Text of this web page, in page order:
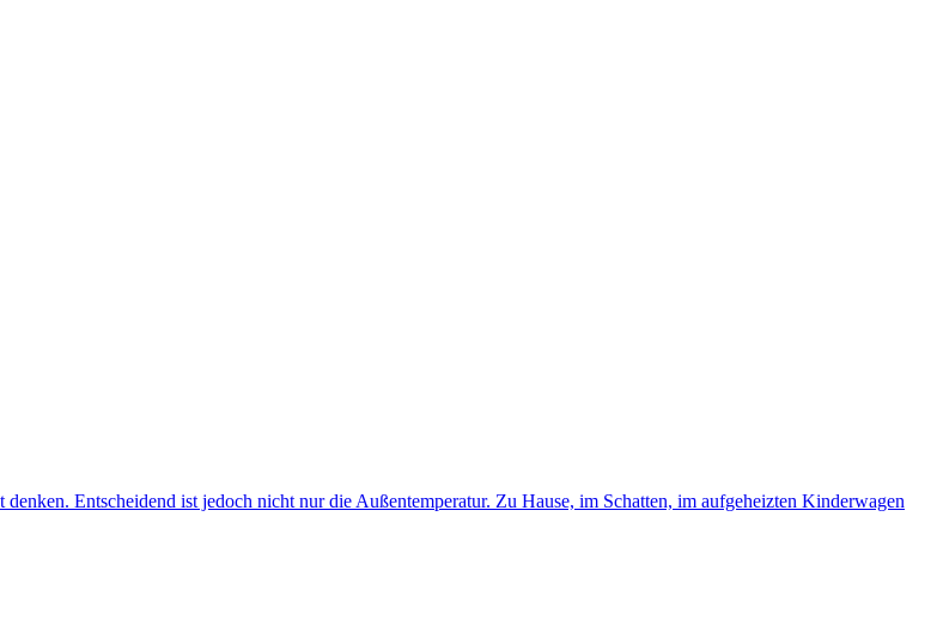
Entscheidend ist jedoch nicht nur die Außentemperatur. Zu Hause, im Schatten, im aufgeheizten Kinderwagen